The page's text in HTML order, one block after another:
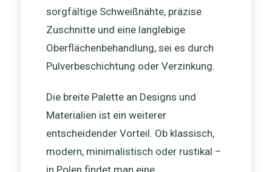
sorgfältige Schweißnähte, präzise
Zuschnitte und eine langlebige
Oberflächenbehandlung, sei es durch
Pulverbeschichtung oder Verzinkung.
Die breite Palette an Designs und
Materialien ist ein weiterer
entscheidender Vorteil. Ob klassisch,
modern, minimalistisch oder rustikal –